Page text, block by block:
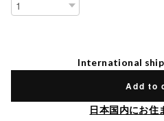
International
Add to
日本国内にお住